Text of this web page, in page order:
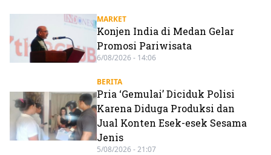
MARKET
Konjen India di Medan Gelar
Promosi Pariwisata
6/08/2026 - 14:06
BERITA
Pria ‘Gemulai’ Diciduk Polisi
Karena Diduga Produksi dan
Jual Konten Esek-esek Sesama
Jenis
5/08/2026 - 21:07